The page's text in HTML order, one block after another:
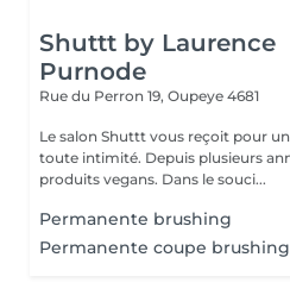
Shuttt by Laurence
Purnode
Rue du Perron 19, Oupeye 4681
Le salon Shuttt vous reçoit pour un moment de détente en
toute intimité. Depuis plusieurs années. On y travaille des
produits vegans. Dans le souci...
Permanente brushing
Permanente coupe brushing